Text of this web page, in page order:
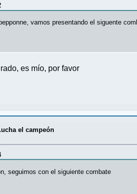
vamos presentando el siguente
es mío, por favor
el campeón
seguimos con el siguiente combate